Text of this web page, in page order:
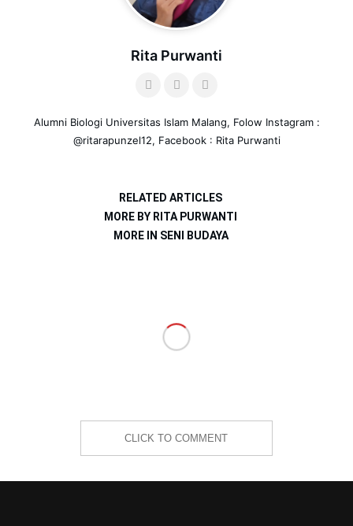
Rita Purwanti
Alumni Biologi Universitas Islam Malang, Folow Instagram :
@ritarapunzel12, Facebook : Rita Purwanti
RELATED ARTICLES
MORE BY RITA PURWANTI
MORE IN SENI BUDAYA
CLICK TO COMMENT